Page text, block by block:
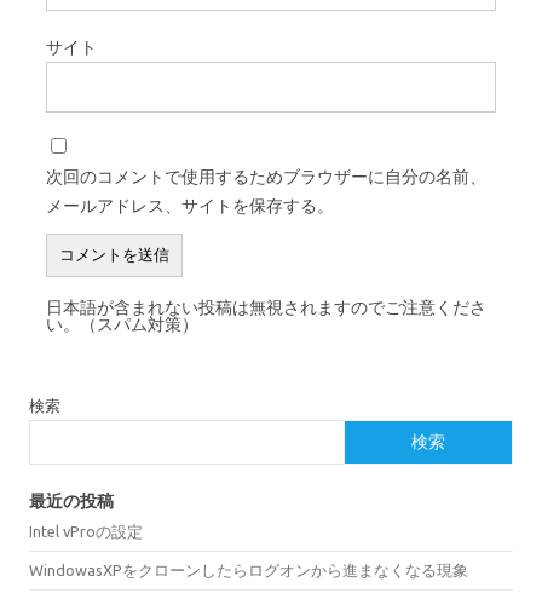
サイト
次回のコメントで使用するためブラウザーに自分の名前、
メールアドレス、サイトを保存する。
日本語が含まれない投稿は無視されますのでご注意くださ
い。（スパム対策）
検索
検索
最近の投稿
Intel vProの設定
WindowasXPをクローンしたらログオンから進まなくなる現象